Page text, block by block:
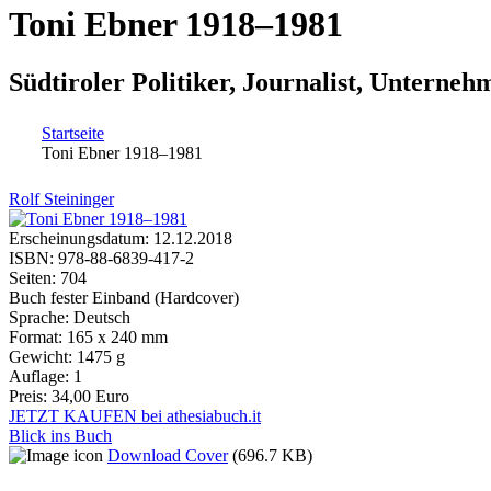
Toni Ebner 1918–1981
Südtiroler Politiker, Journalist,
Sie sind hier
Startseite
Toni Ebner 1918–1981
Rolf Steininger
Erscheinungsdatum: 12.12.2018
ISBN: 978-88-6839-417-2
Seiten: 704
Buch fester Einband (Hardcover)
Sprache: Deutsch
Format: 165 x 240 mm
Gewicht: 1475 g
Auflage: 1
Preis: 34,00 Euro
JETZT KAUFEN bei athesiabuch.it
Blick ins Buch
Download Cover (696.7 KB)